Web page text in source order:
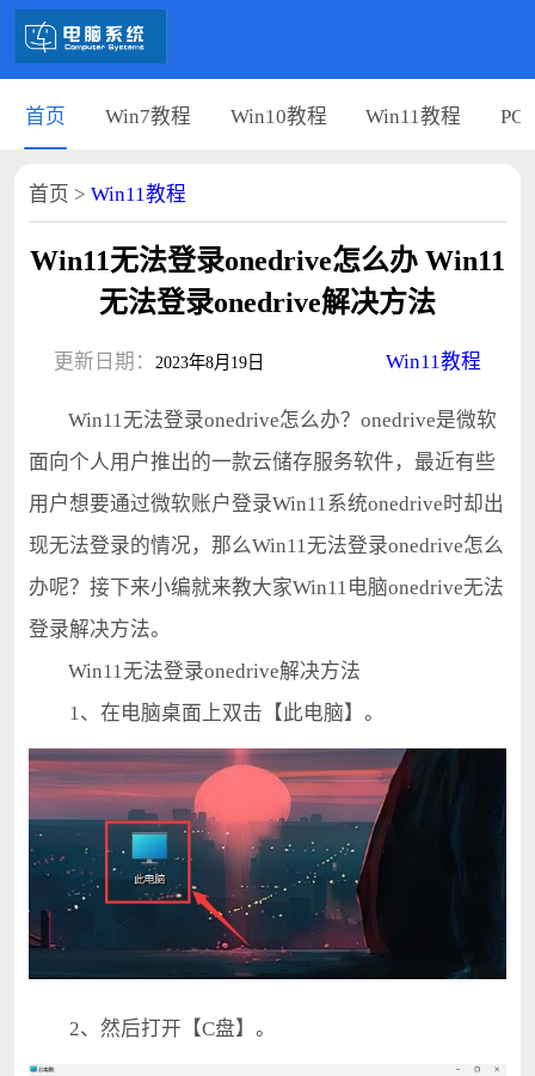
首页 Win7教程 Win10教程 Win11教程 PC
首页 > Win11教程
Win11无法登录onedrive怎么办 Win11
无法登录onedrive解决方法
更新日期： 2023年8月19日 Win11教程
Win11无法登录onedrive怎么办？onedrive是微软
面向个人用户推出的一款云储存服务软件，最近有些
用户想要通过微软账户登录Win11系统onedrive时却出
现无法登录的情况，那么Win11无法登录onedrive怎么
办呢？接下来小编就来教大家Win11电脑onedrive无法
登录解决方法。
Win11无法登录onedrive解决方法
1、在电脑桌面上双击【此电脑】。
2、然后打开【C盘】。